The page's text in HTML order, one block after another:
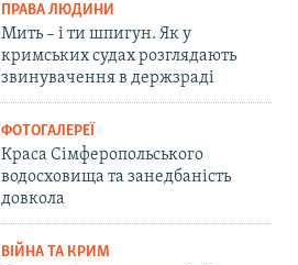
ПРАВА ЛЮДИНИ
Мить – і ти шпигун. Як у
кримських судах розглядають
звинувачення в держзраді
ФОТОГАЛЕРЕЇ
Краса Сімферопольського
водосховища та занедбаність
довкола
ВІЙНА ТА КРИМ